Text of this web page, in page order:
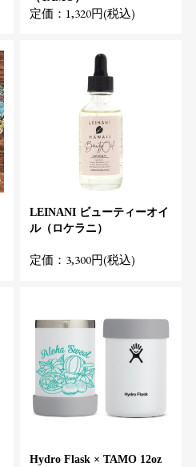
定価：1,320円(税込)
LEINANI ビューティーオイ
ル（ロケラニ）
定価：3,300円(税込)
Hydro Flask × TAMO 12oz